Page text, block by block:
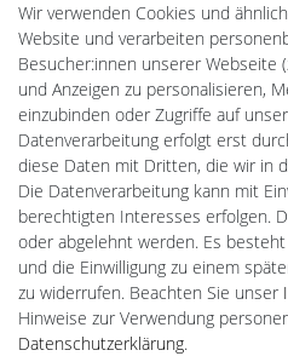
Batteriespeicher
PlentiSolar
Gebrauchtlicht
Ledkauf
DEYESOLAR
Lightech Connect
CardanLight Europe
FORTIMO LEDs
LED-RETROSHOP
MeinUSB
Impressum
Wir verwenden Cookies und
Website und verarbeiten
Besucher:innen unserer Webseite
und Anzeigen zu personalisieren,
einzubinden oder Zugriffe auf
Datenverarbeitung erfolgt erst
diese Daten mit Dritten, die wir in
Die Datenverarbeitung kann mit
berechtigten Interesses erfolgen.
oder abgelehnt werden. Es
und die Einwilligung zu einem
zu widerrufen. Beachten Sie unser
Hinweise zur Verwendung
Daten­schutz­erklärung.